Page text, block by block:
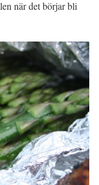
när det börjar bli